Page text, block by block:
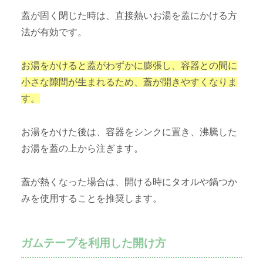
蓋が固く閉じた時は、直接熱いお湯を蓋にかける方
法が有効です。
お湯をかけると蓋がわずかに膨張し、容器との間に
小さな隙間が生まれるため、蓋が開きやすくなりま
す。
お湯をかけた後は、容器をシンクに置き、沸騰した
お湯を蓋の上から注ぎます。
蓋が熱くなった場合は、開ける時にタオルや鍋つか
みを使用することを推奨します。
ガムテープを利用した開け方